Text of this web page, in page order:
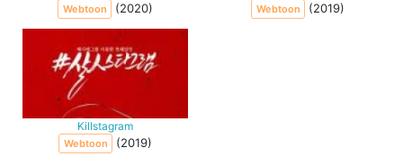
Webtoon (2020) Webtoon (2019)
Killstagram
Webtoon (2019)